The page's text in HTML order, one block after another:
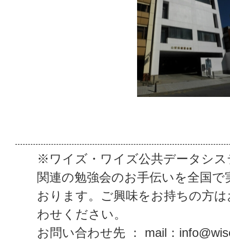
※ワイズ・ワイズ公共データシス
関連の勉強会のお手伝いを全国で
おります。ご興味をお持ちの方
わせください。
お問い合わせ先 ： mail：